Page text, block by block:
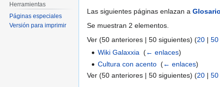
Las siguientes páginas enlazan a
Se muestran 2 elementos.
Ver (50 anteriores | 50 siguientes) (20 | 50
Wiki Galaxxia ‎(← enlaces)
Cultura con acento ‎(← enlaces)
Ver (50 anteriores | 50 siguientes) (20 | 50
Herramientas
Páginas especiales
Versión para imprimir